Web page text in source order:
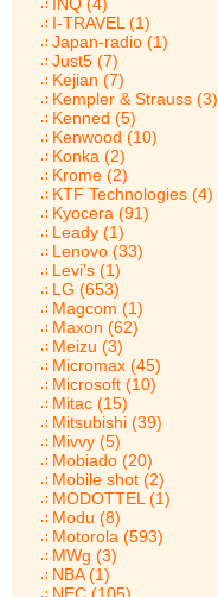
I-TRAVEL (1)
Japan-radio (1)
Just5 (7)
Kejian (7)
Kempler & Strauss (3)
Kenned (5)
Kenwood (10)
Konka (2)
Krome (2)
KTF Technologies (4)
Kyocera (91)
Leady (1)
Lenovo (33)
Levi's (1)
LG (653)
Magcom (1)
Maxon (62)
Meizu (3)
Micromax (45)
Microsoft (10)
Mitac (15)
Mitsubishi (39)
Mivvy (5)
Mobiado (20)
Mobile shot (2)
MODOTTEL (1)
Modu (8)
Motorola (593)
MWg (3)
NBA (1)